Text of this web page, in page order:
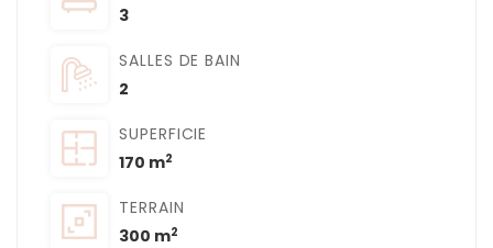
3
SALLES DE BAIN
2
SUPERFICIE
170 m2
TERRAIN
300 m2